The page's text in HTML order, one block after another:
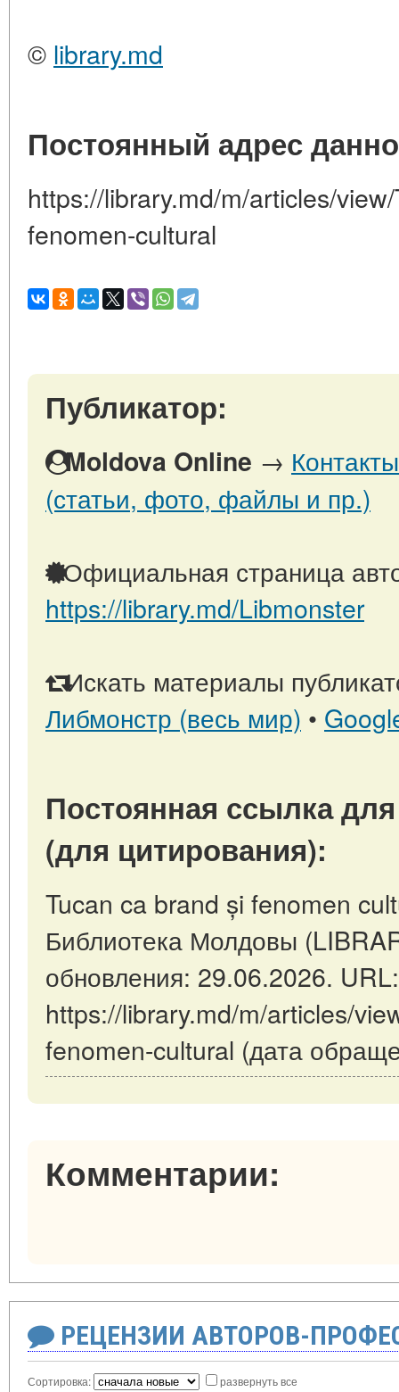
© library.md
Постоянный адрес
https://library.md/m/articles/
fenomen-cultural
Публикатор:
Moldova Online →
(статьи, фото, файлы и пр.)
Официальная страница
https://library.md/Libmonster
Искать материалы
Либмонстр (весь мир) •
Постоянная ссылка
(для цитирования):
Tucan ca brand și fenomen
Библиотека Молдовы
обновления: 29.06.2026. URL:
https://library.md/m/articles/
fenomen-cultural (дата
Комментарии:
РЕЦЕНЗИИ АВТОРОВ-
Сортировка: развернуть все